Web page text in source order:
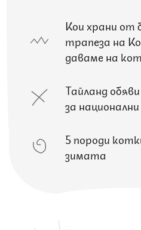
Кои храни от
трапеза на
даваме на
Тайланд
за
5 породи
зимата